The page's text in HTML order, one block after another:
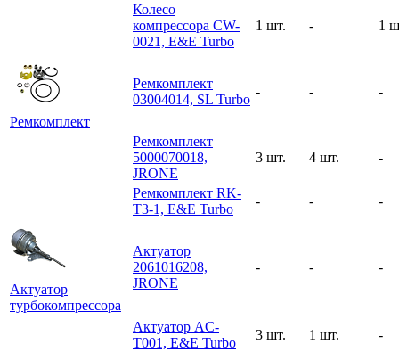
Колесо
компрессора CW-
0021, E&E Turbo
1 шт. - 1
Ремкомплект
Ремкомплект
03004014, SL Turbo
- - -
Ремкомплект
5000070018,
JRONE
3 шт. 4 шт. -
Ремкомплект RK-
T3-1, E&E Turbo
- - -
Актуатор
турбокомпрессора
Актуатор
2061016208,
JRONE
- - -
Актуатор AC-
T001, E&E Turbo
3 шт. 1 шт. -